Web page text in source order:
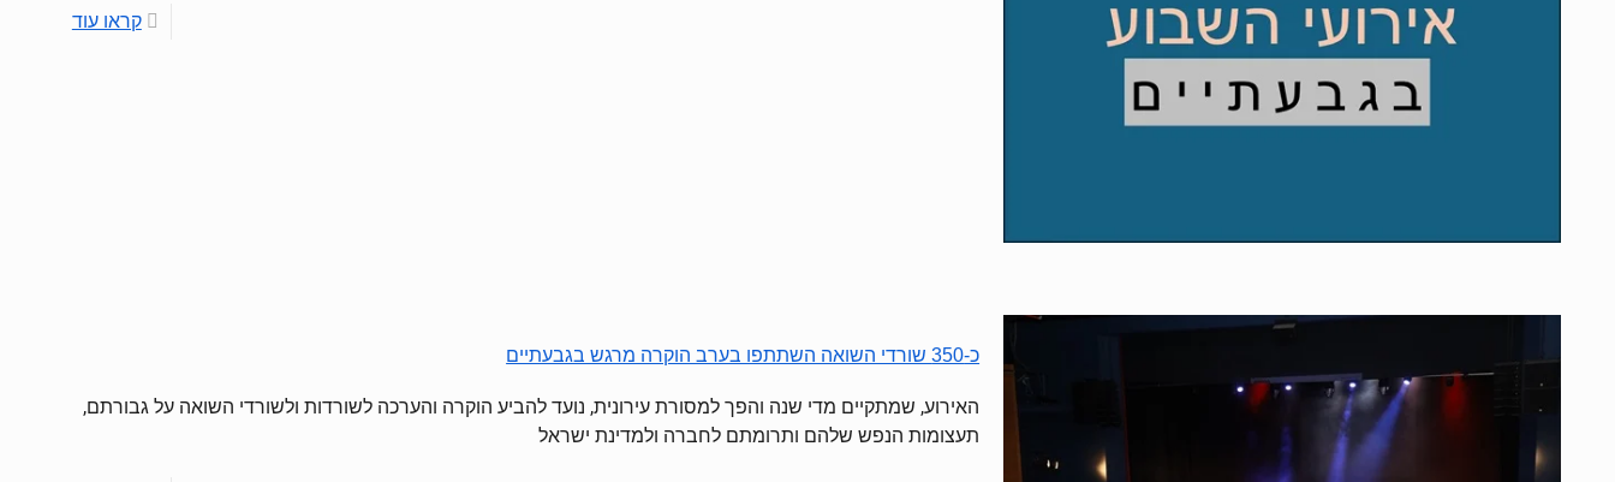
קראו עוד
כ-350 שורדי השואה השתתפו בערב הוקרה מרגש בגבעתיים
האירוע, שמתקיים מדי שנה והפך למסורת עירונית, נועד להביע הוקרה והערכה לשורדות ולשורדי השואה על גבורתם,
תעצומות הנפש שלהם ותרומתם לחברה ולמדינת ישראל